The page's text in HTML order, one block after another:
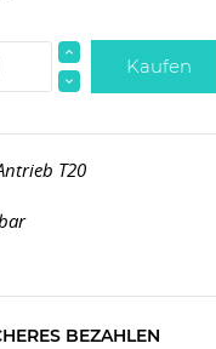
Kaufen
T20
BEZAHLEN